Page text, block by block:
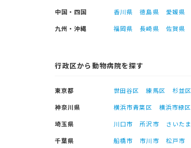
中国・四国
香川県 徳島県 愛媛県
九州・沖縄
福岡県 長崎県 佐賀県
行政区から動物病院を探す
東京都 世田谷区 練馬区 杉並区
神奈川県
横浜市青葉区 横浜市緑区
埼玉県
川口市 所沢市 さいた
千葉県
船橋市 市川市 松戸市